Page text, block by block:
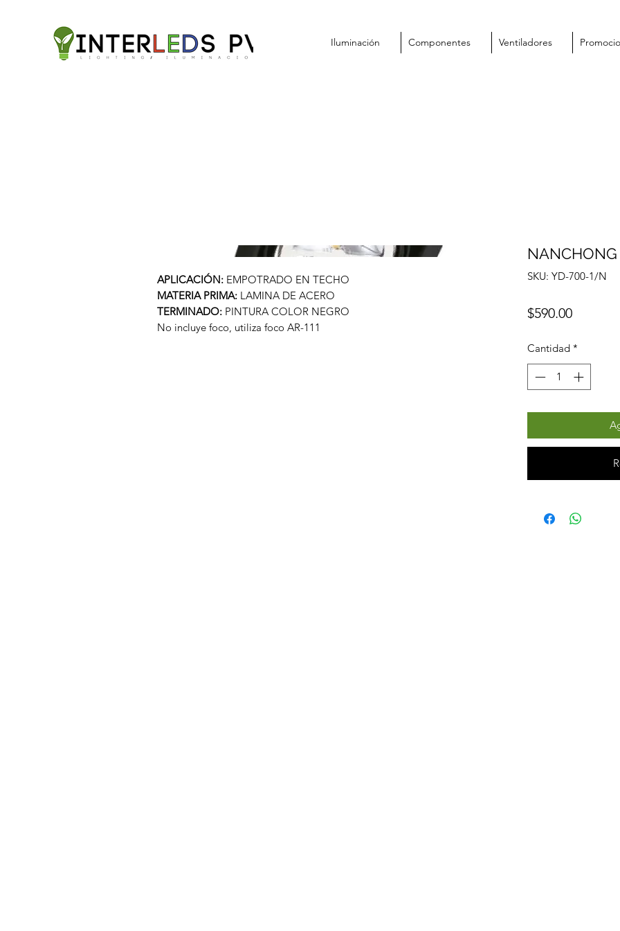
Iluminación Componentes Ventiladores
APLICACIÓN: EMPOTRADO EN TECHO
MATERIA PRIMA: LAMINA DE ACERO
TERMINADO: PINTURA COLOR NEGRO
No incluye foco, utiliza foco AR-111
SKU: YD-700-1/N
$590.00Precio
Cantidad *